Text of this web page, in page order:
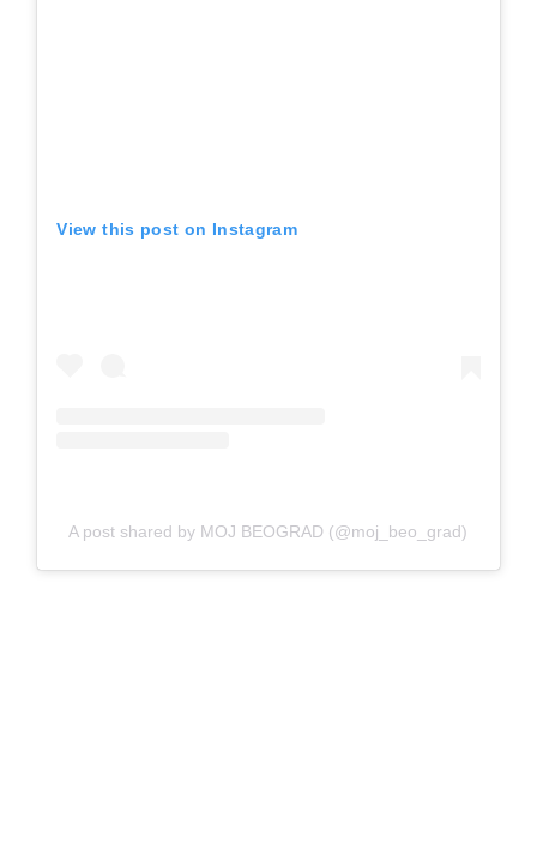
View this post on Instagram
A post shared by MOJ BEOGRAD (@moj_beo_grad)